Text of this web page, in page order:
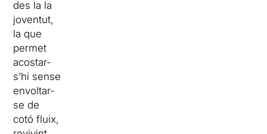
des la la
joventut,
la que
permet
acostar-
s’hi sense
envoltar-
se de
cotó fluix,